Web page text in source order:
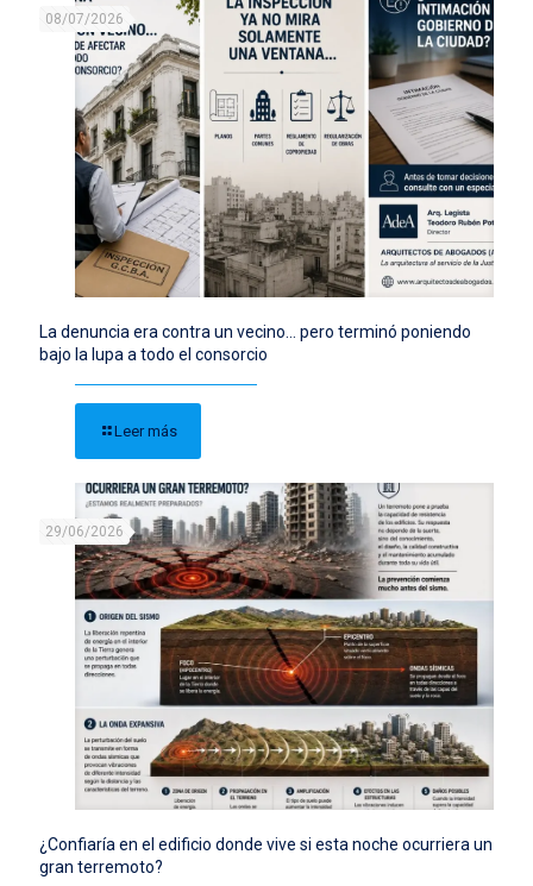
08/07/2026
La denuncia era contra un vecino… pero terminó poniendo
bajo la lupa a todo el consorcio
Leer más
29/06/2026
¿Confiaría en el edificio donde vive si esta noche ocurriera un
gran terremoto?